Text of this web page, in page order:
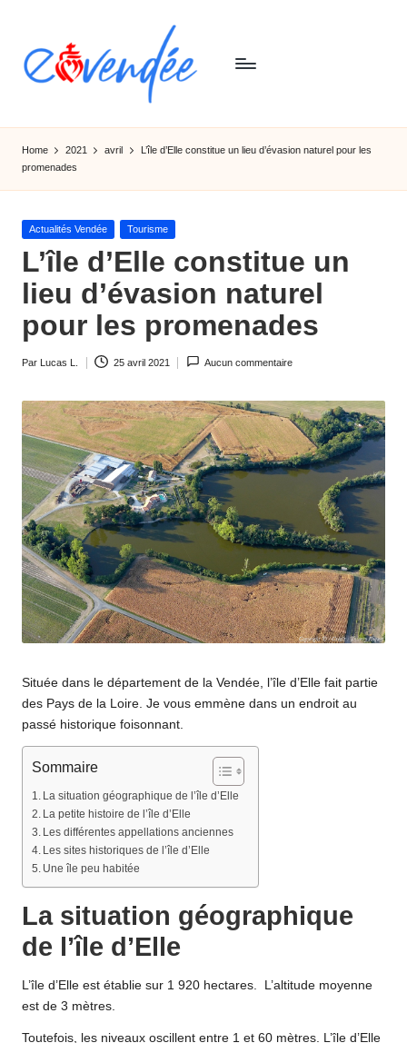
content
E
-
v
e
n
d
e
e
tourismes,
activités
informations
Home 2021 avril
L’île d’Elle constitue un lieu d’évasion naturel pour les
promenades
Posted
Actualités Vendée Tourisme
L’île d’Elle constitue un
lieu d’évasion naturel
pour les promenades
Par Lucas L. 25 avril 2021 Aucun commentaire
Située dans le département de la Vendée, l’île d’Elle fait partie
des Pays de la Loire. Je vous emmène dans un endroit au
passé historique foisonnant.
Sommaire
La situation géographique de l’île d’Elle
La petite histoire de l’île d’Elle
Les différentes appellations anciennes
Les sites historiques de l’île d’Elle
Une île peu habitée
La situation géographique
de l’île d’Elle
L’île d’Elle est établie sur 1 920 hectares. L’altitude moyenne
est de 3 mètres.
Toutefois, les niveaux oscillent entre 1 et 60 mètres. L’île d’Elle